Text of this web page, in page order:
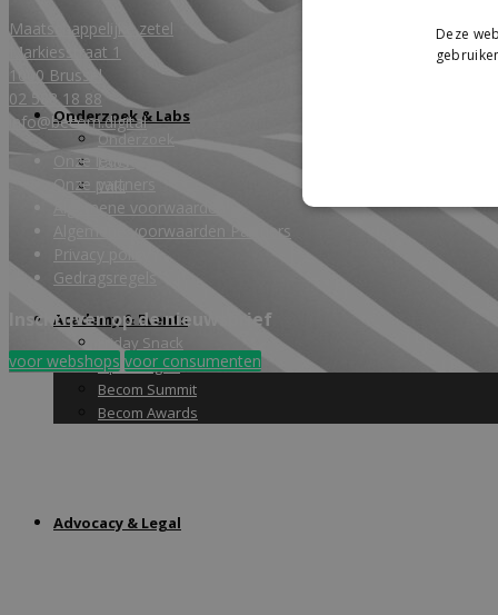
Onderzoek & Labs
Onderzoek
Wiki
Academy & Events
Friday Snack
Opleidingen
Becom Summit
Becom Awards
Advocacy & Legal
Maatschappelijke zetel
Markiesstraat 1
1000 Brussel
02 588 18 88
info@becom.digital
Onze leden
Onze partners
Algemene voorwaarden
Algemene voorwaarden Partners
Privacy policy
Gedragsregels
Inschrijven op de nieuwsbrief
voor webshops voor consumenten
Deze